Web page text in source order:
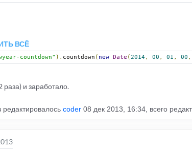
ВСЁ
countdown" ). countdown ( new Date (2014, 00 , 01 , 00 ,
раза) и заработало.
coder 08 дек 2013, 16:34, всего